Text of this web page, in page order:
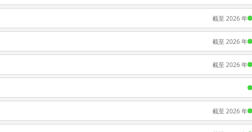
截至 2026 年
截至 2026 年
截至 2026 年
截至 2026 年